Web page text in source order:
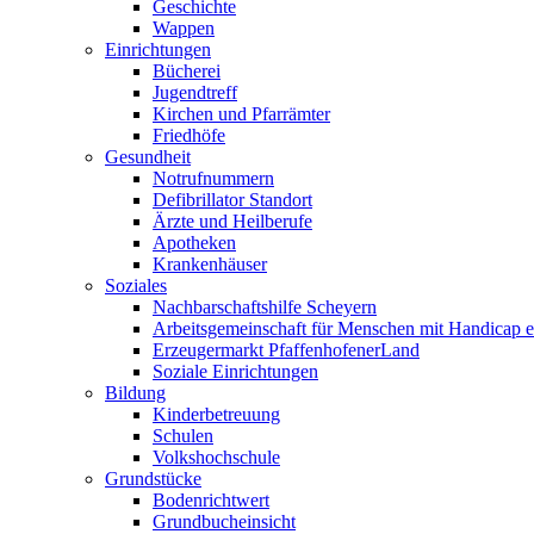
Geschichte
Wappen
Einrichtungen
Bücherei
Jugendtreff
Kirchen und Pfarrämter
Friedhöfe
Gesundheit
Notrufnummern
Defibrillator Standort
Ärzte und Heilberufe
Apotheken
Krankenhäuser
Soziales
Nachbarschaftshilfe Scheyern
Arbeitsgemeinschaft für Menschen mit Handicap
Erzeugermarkt PfaffenhofenerLand
Soziale Einrichtungen
Bildung
Kinderbetreuung
Schulen
Volkshochschule
Grundstücke
Bodenrichtwert
Grundbucheinsicht